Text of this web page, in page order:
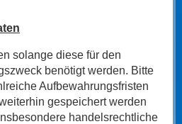
solange diese für den
benötigt werden. Bitte
Aufbewahrungsfristen
gespeichert werden
handelsrechtliche